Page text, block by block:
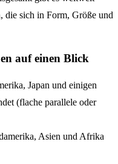
die sich in Form, Größe und
auf einen Blick
Japan und einigen
(flache parallele oder
Asien und Afrika